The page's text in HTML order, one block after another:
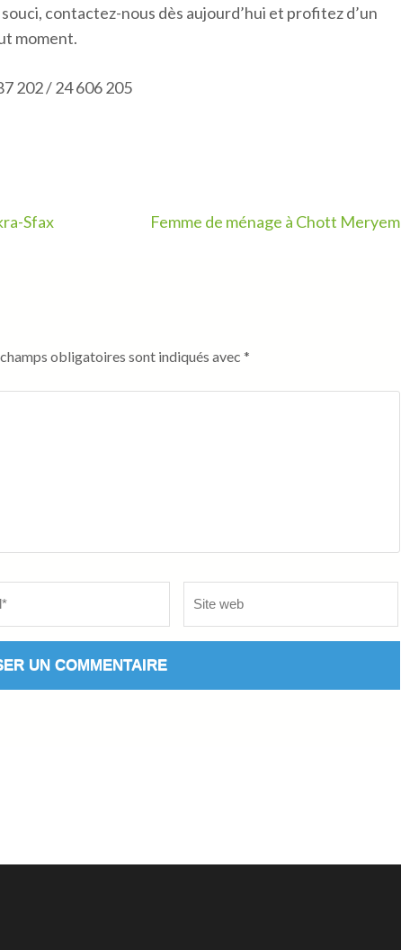
contactez-nous dès aujourd’hui et profitez d’un
moment.
202 / 24 606 205
Sfax Femme de ménage à Chott Meryem
champs obligatoires sont indiqués avec *